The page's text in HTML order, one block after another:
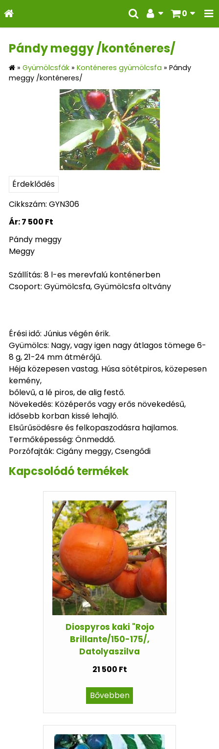
0
Pándy meggy /konténeres/
» Gyümölcsfák » Konténeres gyümölcsfa » Pándy
meggy /konténeres/
Érdeklődés
Cikkszám: GYN306
Ár:7 500 Ft
Pándy meggy
Meggy
Szállítás: 8 l-es merevfalú konténerben
Csoport: Gyümölcsfa, Gyümölcsfa oltvány
Érési idő: Június végén érik.
Gyümölcs: Nagy, vagy igen nagy átlagos tömege 6-
8 g, 21-24 mm átmérőjű.
Héja közepesen vastag. Húsa sötétpiros, közepesen
kemény,
bőlevű, a lé piros, de alig festő.
Növekedés: Középerős vagy erős növekedésű,
idősebb korban kissé lehajló.
Elsűrűsödésre és felkopaszodásra hajlamos.
Termőképesség: Önmeddő.
Porzófajták: Cigány meggy, Csengődi
Kapcsolódó termékek
Diospyros kaki "Rojo
Brillante/150-175/,
Datolyaszilva
21 500 Ft
Bővebben